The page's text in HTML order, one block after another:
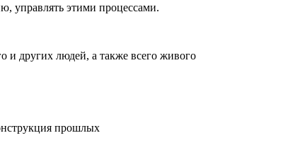
управлять этими процессами.
и других людей, а также всего живого
прошлых